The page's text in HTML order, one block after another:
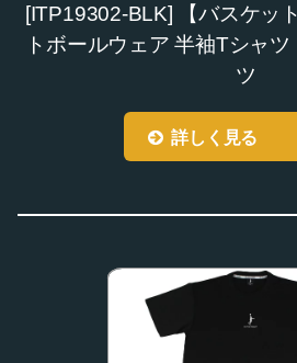
[ITP19302-BLK] 【バスケッ
トボールウェア 半袖Tシャ
ツ
詳しく見る